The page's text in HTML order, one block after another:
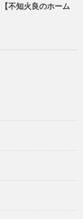
【不知火良のホーム